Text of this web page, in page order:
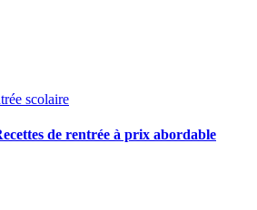
scolaire
de rentrée à prix abordable